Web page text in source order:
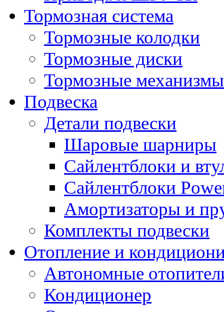
Тормозная система
Тормозные колодки
Тормозные диски
Тормозные механизмы
Подвеска
Детали подвески
Шаровые шарниры
Сайлентблоки и
Сайлентблоки
Амортизаторы и
Комплекты подвески
Отопление и
Автономные
Кондиционер